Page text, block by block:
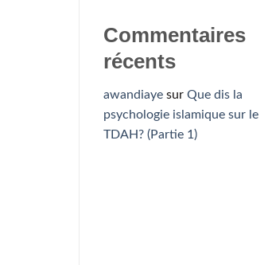
Commentaires
récents
awandiayesur Que dis la
psychologie islamique sur le
TDAH? (Partie 1)